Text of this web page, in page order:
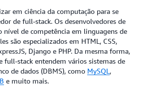
em ciência da computação para se
de full-stack. Os desenvolvedores de
de competência em linguagens de
são especializados em HTML, CSS,
Django e PHP. Da mesma forma,
full-stack entendem vários sistemas de
de dados (DBMS), como MySQL ,
e muito mais.